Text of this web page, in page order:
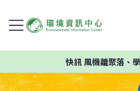
快訊風機離聚落、學校